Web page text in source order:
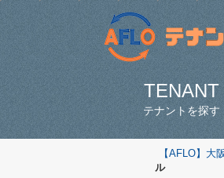
TENANT
テナントを探す
【AFLO】大
ル